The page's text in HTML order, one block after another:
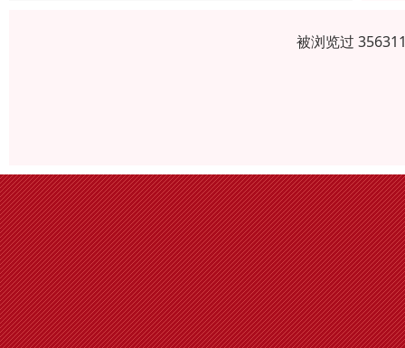
被浏览过